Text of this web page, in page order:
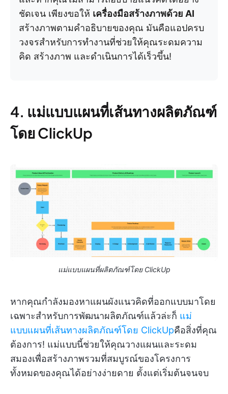
ชัดเจน เพียงขอให้ เครื่องมือสร้างภาพด้วย AI
สร้างภาพตามคำอธิบายของคุณ มันคือแอปครบ
วงจรสำหรับการทำงานที่ช่วยให้คุณระดมความ
คิด สร้างภาพ และดำเนินการได้เร็วขึ้น!
4. แม่แบบแผนที่เส้นทางผลิตภัณฑ์
โดย ClickUp
แม่แบบแผนที่ผลิตภัณฑ์โดย ClickUp
หากคุณกำลังมองหาแผนผังแนวคิดที่ออกแบบมาโดย
เฉพาะสำหรับการพัฒนาผลิตภัณฑ์แล้วล่ะก็ แม่
แบบแผนที่เส้นทางผลิตภัณฑ์โดย ClickUpคือสิ่งที่คุณ
ต้องการ! แม่แบบนี้ช่วยให้คุณวางแผนและระดม
สมองเพื่อสร้างภาพรวมที่สมบูรณ์ของโครงการ
ทั้งหมดของคุณได้อย่างง่ายดาย ตั้งแต่เริ่มต้นจนจบ